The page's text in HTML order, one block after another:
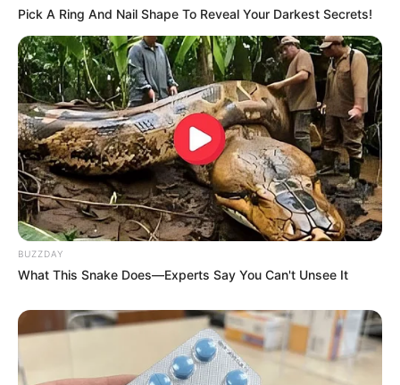
Pick A Ring And Nail Shape To Reveal Your Darkest Secrets!
BUZZDAY
What This Snake Does—Experts Say You Can't Unsee It